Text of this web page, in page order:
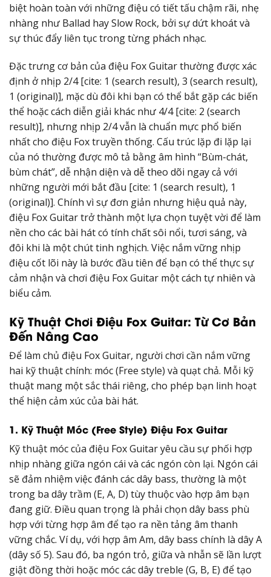
biệt hoàn toàn với những điệu có tiết tấu chậm rãi, nhẹ
nhàng như Ballad hay Slow Rock, bởi sự dứt khoát và
sự thúc đẩy liên tục trong từng phách nhạc.
Đặc trưng cơ bản của điệu Fox Guitar thường được xác
định ở nhịp 2/4 [cite: 1 (search result), 3 (search result),
1 (original)], mặc dù đôi khi bạn có thể bắt gặp các biến
thể hoặc cách diễn giải khác như 4/4 [cite: 2 (search
result)], nhưng nhịp 2/4 vẫn là chuẩn mực phổ biến
nhất cho điệu Fox truyền thống. Cấu trúc lặp đi lặp lại
của nó thường được mô tả bằng âm hình “Bùm-chát,
bùm chát”, dễ nhận diện và dễ theo dõi ngay cả với
những người mới bắt đầu [cite: 1 (search result), 1
(original)]. Chính vì sự đơn giản nhưng hiệu quả này,
điệu Fox Guitar trở thành một lựa chọn tuyệt vời để làm
nền cho các bài hát có tính chất sôi nổi, tươi sáng, và
đôi khi là một chút tinh nghịch. Việc nắm vững nhịp
điệu cốt lõi này là bước đầu tiên để bạn có thể thực sự
cảm nhận và chơi điệu Fox Guitar một cách tự nhiên và
biểu cảm.
Kỹ Thuật Chơi Điệu Fox Guitar: Từ Cơ Bản
Đến Nâng Cao
Để làm chủ điệu Fox Guitar, người chơi cần nắm vững
hai kỹ thuật chính: móc (Free style) và quạt chả. Mỗi kỹ
thuật mang một sắc thái riêng, cho phép bạn linh hoạt
thể hiện cảm xúc của bài hát.
1. Kỹ Thuật Móc (Free Style) Điệu Fox Guitar
Kỹ thuật móc của điệu Fox Guitar yêu cầu sự phối hợp
nhịp nhàng giữa ngón cái và các ngón còn lại. Ngón cái
sẽ đảm nhiệm việc đánh các dây bass, thường là một
trong ba dây trầm (E, A, D) tùy thuộc vào hợp âm bạn
đang giữ. Điều quan trọng là phải chọn dây bass phù
hợp với từng hợp âm để tạo ra nền tảng âm thanh
vững chắc. Ví dụ, với hợp âm Am, dây bass chính là dây A
(dây số 5). Sau đó, ba ngón trỏ, giữa và nhẫn sẽ lần lượt
giật đồng thời hoặc móc các dây treble (G, B, E) để tạo